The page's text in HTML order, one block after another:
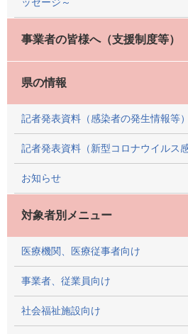
事業者の皆様へ（支援制度等）
県の情報
記者発表資料（感染者の発生情報等）
記者発表資料（新型コロナウイルス
お知らせ
対象者別メニュー
医療機関、医療従事者向け
事業者、従業員向け
社会福祉施設向け